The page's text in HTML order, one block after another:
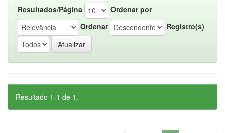
Resultados/Página
Ordenar por
Ordenar
Registro(s)
Resultado 1-1 de 1.